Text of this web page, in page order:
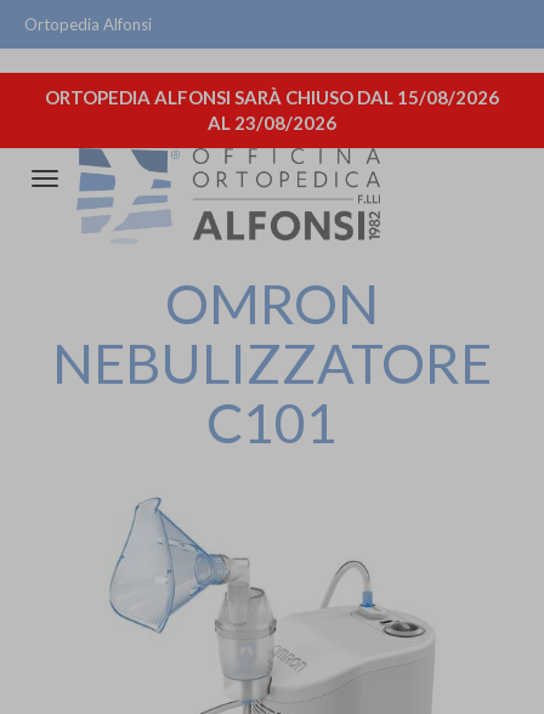
Ortopedia Alfonsi
ORTOPEDIA ALFONSI SARÀ CHIUSO DAL 15/08/2026
AL 23/08/2026
Attiva/disattiva
navigazione
OMRON
NEBULIZZATORE
C101